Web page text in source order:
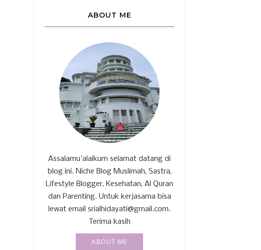
ABOUT ME
Assalamu'alaikum selamat datang di
blog ini. Niche Blog Muslimah, Sastra,
Lifestyle Blogger, Kesehatan, Al Quran
dan Parenting. Untuk kerjasama bisa
lewat email srialhidayati@gmail.com.
Terima kasih
ABOUT ME